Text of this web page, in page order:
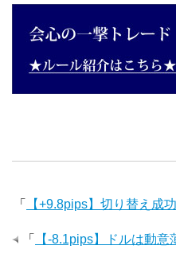
「 【+9.8pips】切り替え成
「 【-8.1pips】ドルは動